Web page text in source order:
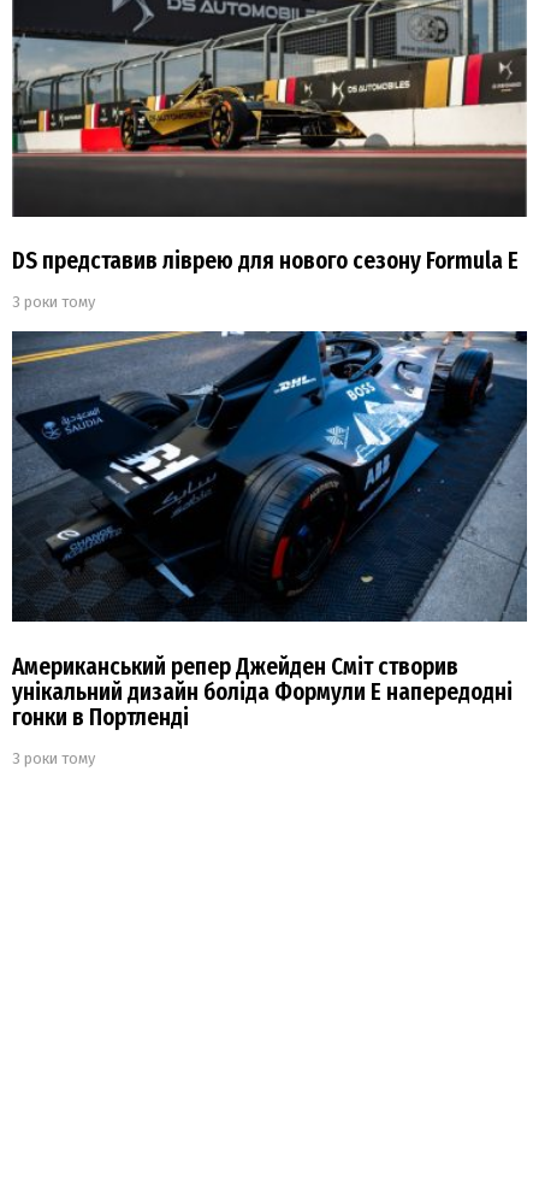
DS представив ліврею для нового сезону Formula Е
3 роки тому
Американський репер Джейден Сміт створив
унікальний дизайн боліда Формули Е напередодні
гонки в Портленді
3 роки тому